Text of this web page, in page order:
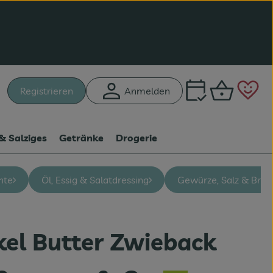
Registrieren Anmelden
Salziges Getränke Drogerie
Öl, Essig & Salatdressing Gewürze, Salz &
Butter Zwieback